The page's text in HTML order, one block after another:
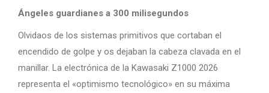
Ángeles guardianes a 300 milisegundos
Olvidaos de los sistemas primitivos que cortaban el
encendido de golpe y os dejaban la cabeza clavada en el
manillar. La electrónica de la Kawasaki Z1000 2026
representa el «optimismo tecnológico» en su máxima